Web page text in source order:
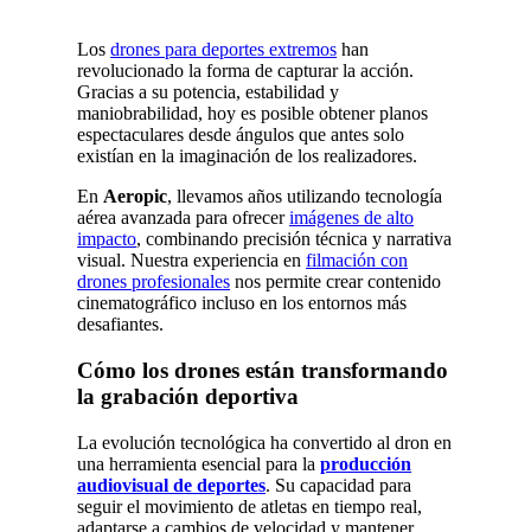
Losdrones para deportes extremos han
revolucionado la forma de capturar la acción.
Gracias a su potencia, estabilidad y
maniobrabilidad, hoy es posible obtener planos
espectaculares desde ángulos que antes solo
existían en la imaginación de los realizadores.
En Aeropic, llevamos años utilizando tecnología
aérea avanzada para ofrecerimágenes de alto
impacto, combinando precisión técnica y narrativa
visual. Nuestra experiencia enfilmación con
drones profesionales nos permite crear contenido
cinematográfico incluso en los entornos más
desafiantes.
Cómo los drones están transformando
la grabación deportiva
La evolución tecnológica ha convertido al dron en
una herramienta esencial para laproducción
audiovisual de deportes. Su capacidad para
seguir el movimiento de atletas en tiempo real,
adaptarse a cambios de velocidad y mantener